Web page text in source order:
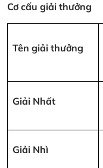
Cơ cấu giải thưởng
Tên giải thưởng
Giải Nhất
Giải Nhì